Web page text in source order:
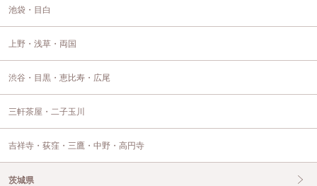
池袋・目白
上野・浅草・両国
渋谷・目黒・恵比寿・広尾
三軒茶屋・二子玉川
吉祥寺・荻窪・三鷹・中野・高円寺
茨城県